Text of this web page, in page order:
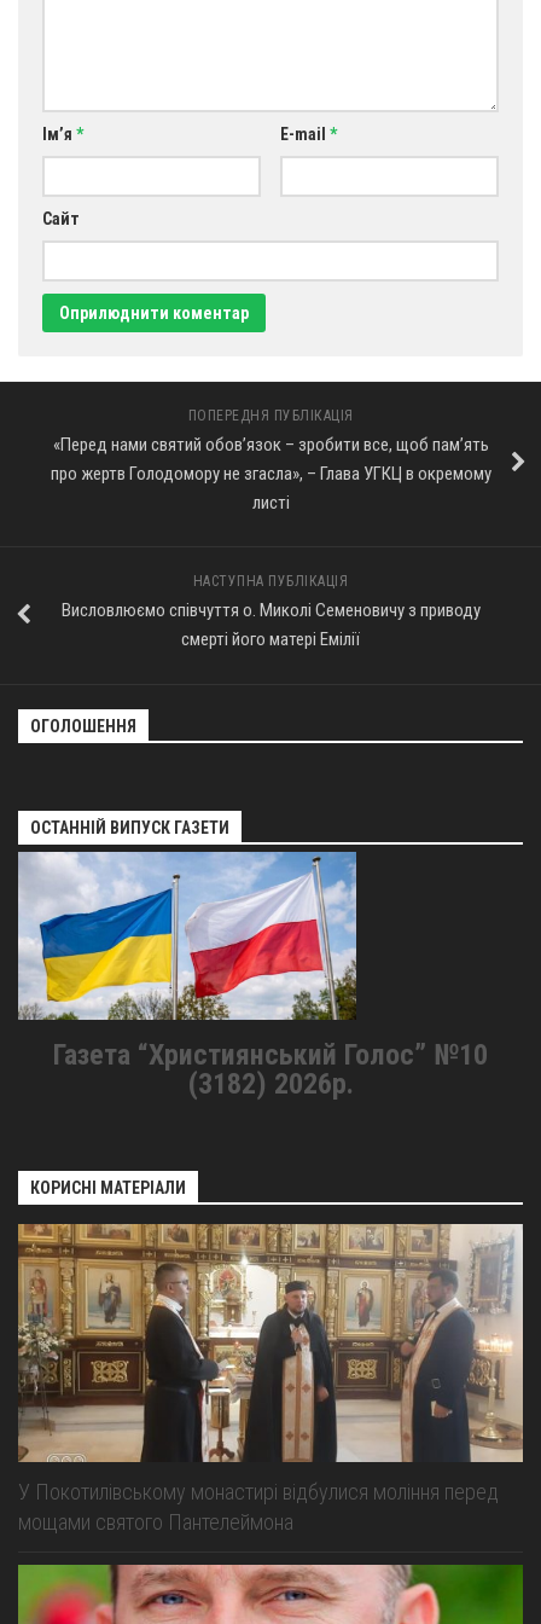
Святого Василія Великого
Комісії
Катехитична комісія
Комісія у справах молоді
Комісія у справах родини
Комісія з питань душпастирства охорони здоров’я
Харківщина
Полтавщина
Трансляції
Ім’я * E-mail *
Сайт
ПОПЕРЕДНЯ ПУБЛІКАЦІЯ
«Перед нами святий обов’язок – зробити все, щоб пам’ять
про жертв Голодомору не згасла», – Глава УГКЦ в окремому
листі
НАСТУПНА ПУБЛІКАЦІЯ
Висловлюємо співчуття о. Миколі Семеновичу з приводу
смерті його матері Емілії
ОГОЛОШЕННЯ
ОСТАННІЙ ВИПУСК ГАЗЕТИ
Газета “Християнський Голос” №10
(3182) 2026р.
КОРИСНІ МАТЕРІАЛИ
У Покотилівському монастирі відбулися моління перед
мощами святого Пантелеймона